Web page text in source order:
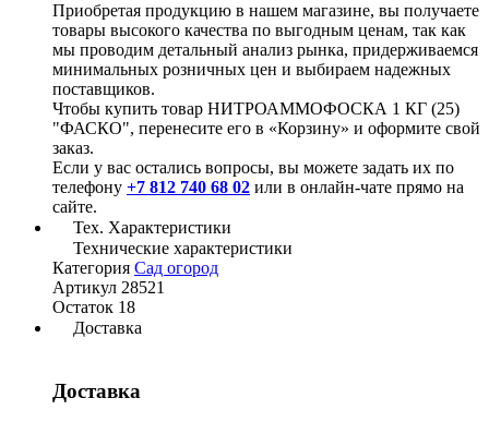
Приобретая продукцию в нашем магазине, вы получаете
товары высокого качества по выгодным ценам, так как
мы проводим детальный анализ рынка, придерживаемся
минимальных розничных цен и выбираем надежных
поставщиков.
Чтобы купить товар НИТРОАММОФОСКА 1 КГ (25)
"ФАСКО", перенесите его в «Корзину» и оформите свой
заказ.
Если у вас остались вопросы, вы можете задать их по
телефону +7 812 740 68 02 или в онлайн-чате прямо на
сайте.
Тех. Характеристики
Технические характеристики
Категория Сад огород
Артикул 28521
Остаток 18
Доставка
Доставка